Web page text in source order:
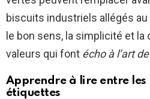
biscuits industriels allégés au
le bon sens, la simplicité et la
valeurs qui font écho à l’art
Apprendre à lire entre les
étiquettes